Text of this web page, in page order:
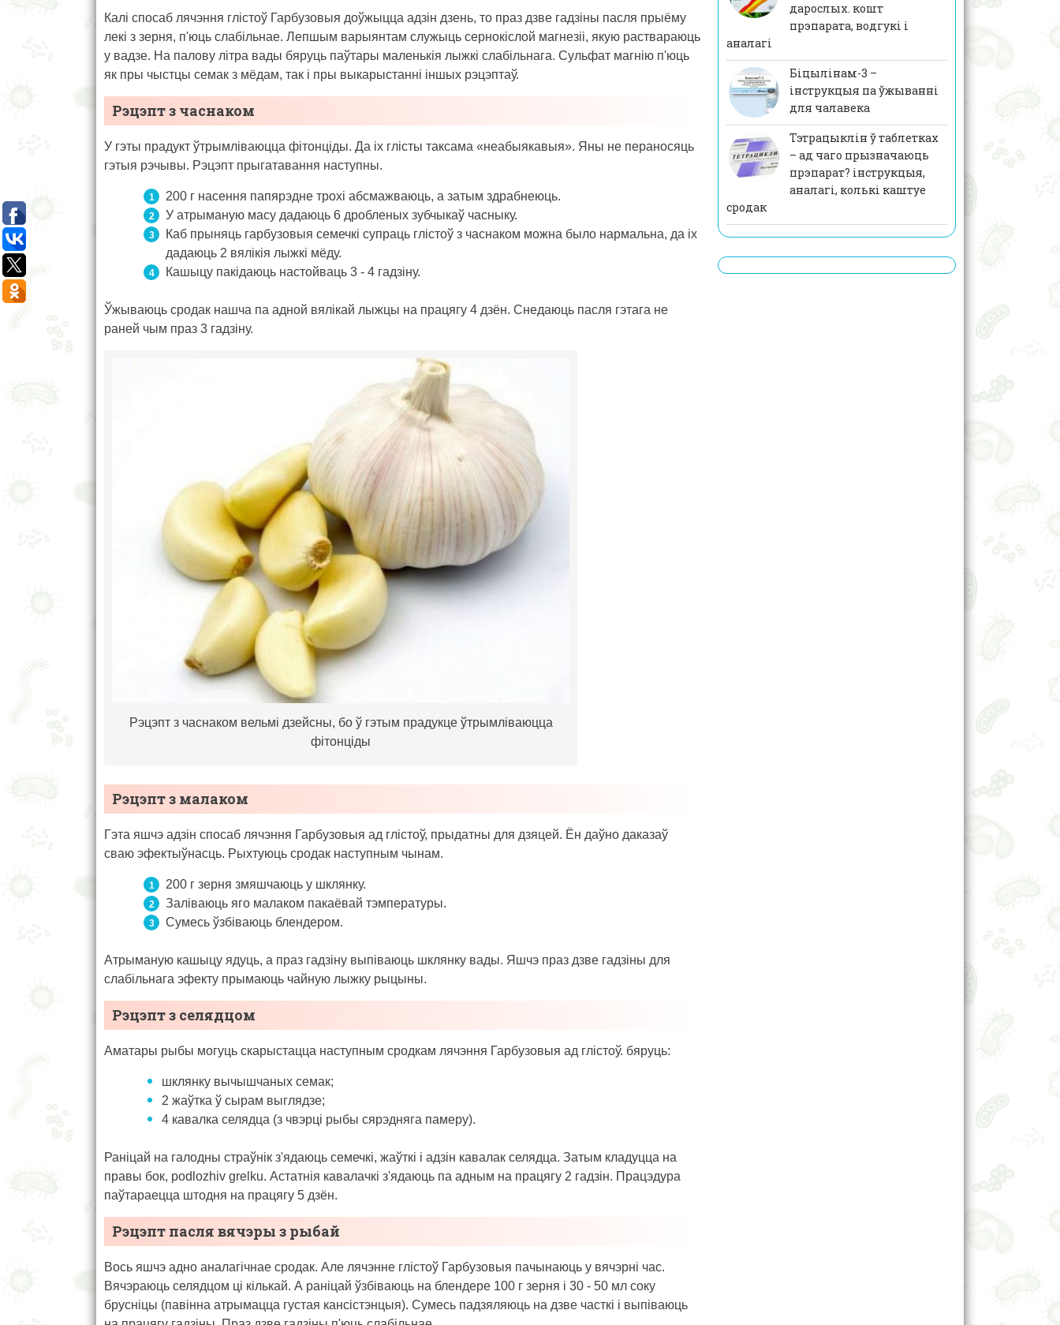
Калі спосаб лячэння глістоў Гарбузовыя доўжыцца адзін дзень, то праз дзве гадзіны пасля прыёму
лекі з зерня, п'юць слабільнае. Лепшым варыянтам служыць сернокіслой магнезіі, якую раствараюць
у вадзе. На палову літра вады бяруць паўтары маленькія лыжкі слабільнага. Сульфат магнію п'юць
як пры чыстцы семак з мёдам, так і пры выкарыстанні іншых рэцэптаў.
Рэцэпт з часнаком
У гэты прадукт ўтрымліваюцца фітонціды. Да іх глісты таксама «неабыякавыя». Яны не пераносяць
гэтыя рэчывы. Рэцэпт прыгатавання наступны.
200 г насення папярэдне трохі абсмажваюць, а затым здрабнеюць.
У атрыманую масу дадаюць 6 дробленых зубчыкаў часныку.
Каб прыняць гарбузовыя семечкі супраць глістоў з часнаком можна было нармальна, да іх
дадаюць 2 вялікія лыжкі мёду.
Кашыцу пакідаюць настойваць 3 - 4 гадзіну.
Ўжываюць сродак нашча па адной вялікай лыжцы на працягу 4 дзён. Снедаюць пасля гэтага не
раней чым праз 3 гадзіну.
Рэцэпт з часнаком вельмі дзейсны, бо ў гэтым прадукце ўтрымліваюцца
фітонціды
Рэцэпт з малаком
Гэта яшчэ адзін спосаб лячэння Гарбузовыя ад глістоў, прыдатны для дзяцей. Ён даўно даказаў
сваю эфектыўнасць. Рыхтуюць сродак наступным чынам.
200 г зерня змяшчаюць у шклянку.
Заліваюць яго малаком пакаёвай тэмпературы.
Сумесь ўзбіваюць блендером.
Атрыманую кашыцу ядуць, а праз гадзіну выпіваюць шклянку вады. Яшчэ праз дзве гадзіны для
слабільнага эфекту прымаюць чайную лыжку рыцыны.
Рэцэпт з селядцом
Аматары рыбы могуць скарыстацца наступным сродкам лячэння Гарбузовыя ад глістоў. бяруць:
шклянку вычышчаных семак;
2 жаўтка ў сырам выглядзе;
4 кавалка селядца (з чвэрці рыбы сярэдняга памеру).
Раніцай на галодны страўнік з'ядаюць семечкі, жаўткі і адзін кавалак селядца. Затым кладуцца на
правы бок, podlozhiv grelku. Астатнія кавалачкі з'ядаюць па адным на працягу 2 гадзін. Працэдура
паўтараецца штодня на працягу 5 дзён.
Рэцэпт пасля вячэры з рыбай
Вось яшчэ адно аналагічнае сродак. Але лячэнне глістоў Гарбузовыя пачынаюць у вячэрні час.
Вячэраюць селядцом ці кількай. А раніцай ўзбіваюць на блендере 100 г зерня і 30 - 50 мл соку
брусніцы (павінна атрымацца густая кансістэнцыя). Сумесь падзяляюць на дзве часткі і выпіваюць
дарослых. кошт
прэпарата, водгукі і
аналагі
Біцылінам-3 –
інструкцыя па ўжыванні
для чалавека
Тэтрацыклін ў таблетках
– ад чаго прызначаюць
прэпарат? інструкцыя,
аналагі, колькі каштуе
сродак